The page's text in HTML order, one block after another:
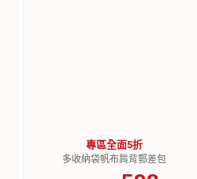
專區全面5折
多收納袋帆布肩背郵差包